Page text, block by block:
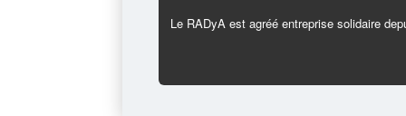
Le RADyA est agréé entreprise solidaire